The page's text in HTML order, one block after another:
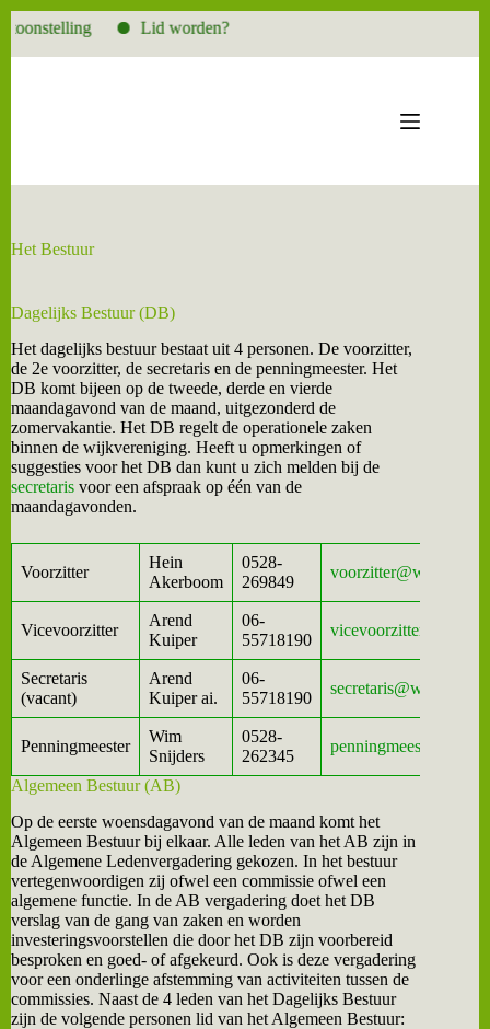
Lid worden?
Het Bestuur
Dagelijks Bestuur (DB)
Het dagelijks bestuur bestaat uit 4 personen. De voorzitter,
de 2e voorzitter, de secretaris en de penningmeester. Het
DB komt bijeen op de tweede, derde en vierde
maandagavond van de maand, uitgezonderd de
zomervakantie. Het DB regelt de operationele zaken
binnen de wijkvereniging. Heeft u opmerkingen of
suggesties voor het DB dan kunt u zich melden bij de
secretaris voor een afspraak op één van de
maandagavonden.
Voorzitter
Hein
Akerboom
0528-
269849
Vicevoorzitter
Arend
Kuiper
06-
55718190
Secretaris
(vacant)
Arend
Kuiper ai.
06-
55718190
Penningmeester
Wim
Snijders
0528-
262345
Algemeen Bestuur (AB)
Op de eerste woensdagavond van de maand komt het
Algemeen Bestuur bij elkaar. Alle leden van het AB zijn in
de Algemene Ledenvergadering gekozen. In het bestuur
vertegenwoordigen zij ofwel een commissie ofwel een
algemene functie. In de AB vergadering doet het DB
verslag van de gang van zaken en worden
investeringsvoorstellen die door het DB zijn voorbereid
besproken en goed- of afgekeurd. Ook is deze vergadering
voor een onderlinge afstemming van activiteiten tussen de
commissies. Naast de 4 leden van het Dagelijks Bestuur
zijn de volgende personen lid van het Algemeen Bestuur: